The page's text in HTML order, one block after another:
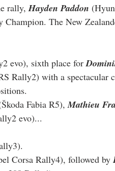
rally, Hayden Paddon
The New
evo), sixth place for
Rally2) with a spectacular
Fabia R5), Mathieu
evo)...
Corsa Rally4), followed by